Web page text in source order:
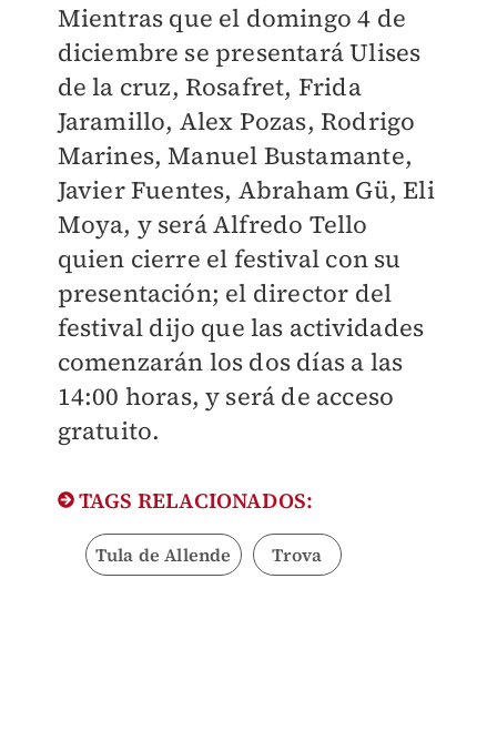
Mientras que el domingo 4 de
diciembre se presentará Ulises
de la cruz, Rosafret, Frida
Jaramillo, Alex Pozas, Rodrigo
Marines, Manuel Bustamante,
Javier Fuentes, Abraham Gü, Eli
Moya, y será Alfredo Tello
quien cierre el festival con su
presentación; el director del
festival dijo que las actividades
comenzarán los dos días a las
14:00 horas, y será de acceso
gratuito.
TAGS RELACIONADOS:
Tula de Allende Trova